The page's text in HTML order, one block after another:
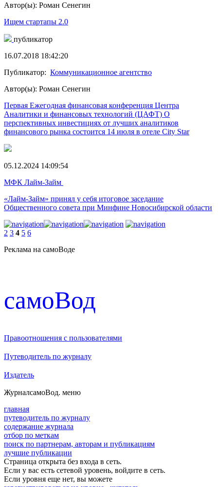
Автор(ы): Роман Сенегин
Ищем стартапы 2.0
публикатор
16.07.2018 18:42:20
Публикатор: Коммуникационное агентство
Автор(ы): Роман Сенегин
Первая Ежегодная финансовая конференция Центра
Аналитики и финансовых технологий (ЦАФТ) О
перспективных инвестициях от лучших аналитиков
финансового рынка состоится 14 июля в отеле City Star
05.12.2024 14:09:54
МФК Лайм-Займ
«Лайм-Займ» принял у себя итоговое заседание
Общественного совета при Минфине Новосибирской области
2 3 4 5 6
Реклама на самоВоде
cамоВод
Правоотношения с пользователями
Путеводитель по журналу
Издатель
ЖурналсамоВод. меню
главная
путеводитель по журналу
содержание журнала
отбор по меткам
поиск по партнерам, авторам и публикациям
лучшие публикации
Страница открыта без входа в сеть.
Если у вас есть сетевой уровень, войдите в сеть.
Если уровня еще нет, вы можете